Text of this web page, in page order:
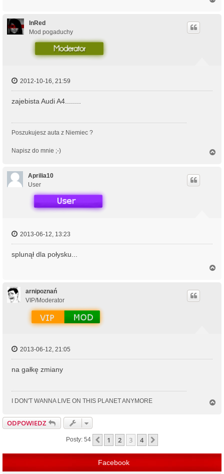
InRed
Mod pogaduchy
2012-10-16, 21:59
zajebista Audi A4........
Poszukujesz auta z Niemiec ?
Napisz do mnie ;-)
Aprilia10
User
2013-06-12, 13:23
splunął dla połysku...
arnipoznań
VIP/Moderator
2013-06-12, 21:05
na gałkę zmiany
I DON'T WANNA LIVE ON THIS PLANET ANYMORE
ODPOWIEDZ
Posty: 54 Poprzednia
1 2 3 4
Facebook